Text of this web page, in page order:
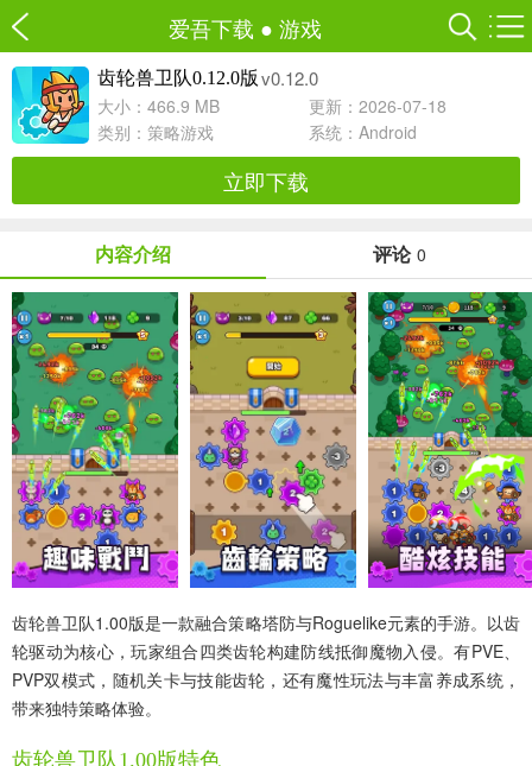
爱吾下载 ● 游戏
齿轮兽卫队0.12.0版 v0.12.0
大小：466.9 MB
更新：2026-07-18
类别： 策略游戏 系统：Android
立即下载
内容介绍 评论 0
齿轮兽卫队1.00版是一款融合策略塔防与Roguelike元素的手游。以齿
轮驱动为核心，玩家组合四类齿轮构建防线抵御魔物入侵。有PVE、
PVP双模式，随机关卡与技能齿轮，还有魔性玩法与丰富养成系统，
带来独特策略体验。
齿轮兽卫队1.00版特色